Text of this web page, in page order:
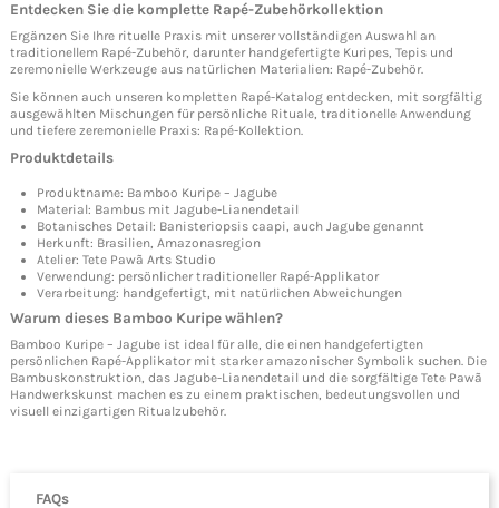
Entdecken Sie die komplette Rapé-Zubehörkollektion
Ergänzen Sie Ihre rituelle Praxis mit unserer vollständigen Auswahl an
traditionellem Rapé-Zubehör, darunter handgefertigte Kuripes, Tepis und
zeremonielle Werkzeuge aus natürlichen Materialien: Rapé-Zubehör.
Sie können auch unseren kompletten Rapé-Katalog entdecken, mit sorgfältig
ausgewählten Mischungen für persönliche Rituale, traditionelle Anwendung
und tiefere zeremonielle Praxis: Rapé-Kollektion
Produktdetails
Produktname: Bamboo Kuripe – Jagube
Material: Bambus mit Jagube-Lianendetail
Botanisches Detail: Banisteriopsis caapi, auch Jagube genannt
Herkunft: Brasilien, Amazonasregion
Atelier: Tete Pawã Arts Studio
Verwendung: persönlicher traditioneller Rapé-Applikator
Verarbeitung: handgefertigt, mit natürlichen Abweichungen
Warum dieses Bamboo Kuripe wählen?
Bamboo Kuripe – Jagube ist ideal für alle, die einen handgefertigten
persönlichen Rapé-Applikator mit starker amazonischer Symbolik suchen. Die
Bambuskonstruktion, das Jagube-Lianendetail und die sorgfältige Tete Pawã
Handwerkskunst machen es zu einem praktischen, bedeutungsvollen und
visuell einzigartigen Ritualzubehör.
FAQs